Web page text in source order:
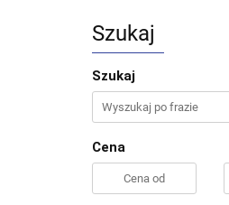
Szukaj
Szukaj
Cena